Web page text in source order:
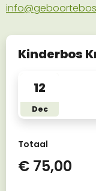
Kinderbos
12
Dec
Totaal
€ 75,00